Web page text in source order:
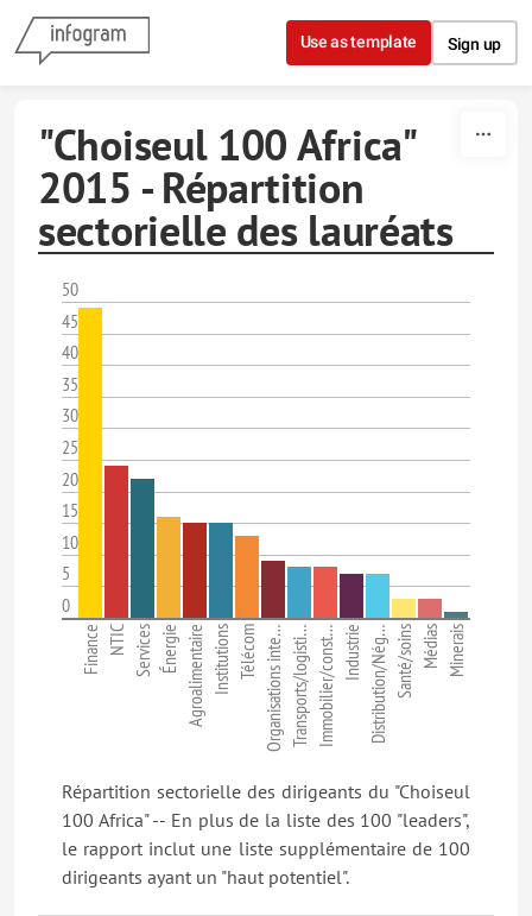
Skip to content
Use as template Sign up
"Choiseul 100 Africa"
2015 - Répartition
sectorielle des lauréats
50
45
40
35
30
25
20
15
10
5
0
Finance NTIC Services ÉnergieAgroalimentaireInstitutions Télécom Organisations inte…Transports/logisti…Immobilier/const…Industrie Distribution/Nég…Santé/soins Médias Minerais
Répartition sectorielle des dirigeants du "Choiseul
100 Africa" -- En plus de la liste des 100 "leaders",
le rapport inclut une liste supplémentaire de 100
dirigeants ayant un "haut potentiel".